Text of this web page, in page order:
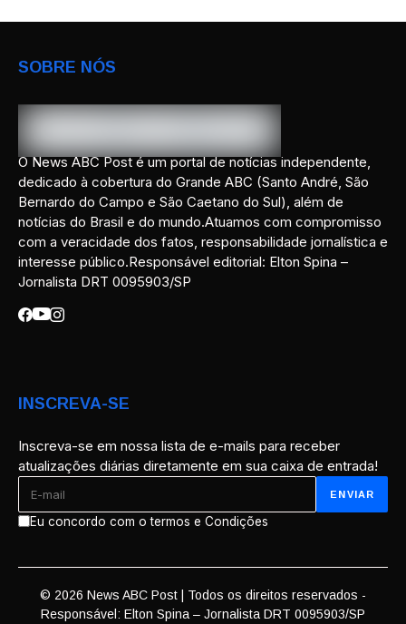
SOBRE NÓS
O News ABC Post é um portal de notícias independente,
dedicado à cobertura do Grande ABC (Santo André, São
Bernardo do Campo e São Caetano do Sul), além de
notícias do Brasil e do mundo.Atuamos com compromisso
com a veracidade dos fatos, responsabilidade jornalística e
interesse público.Responsável editorial: Elton Spina –
Jornalista DRT 0095903/SP
INSCREVA-SE
Inscreva-se em nossa lista de e-mails para receber
atualizações diárias diretamente em sua caixa de entrada!
Eu concordo com o termos e Condições
© 2026 News ABC Post | Todos os direitos reservados -
Responsável: Elton Spina – Jornalista DRT 0095903/SP